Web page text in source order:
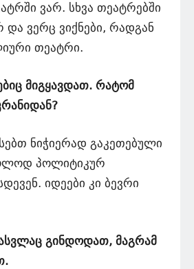
ვარ. სხვა თეატრებში
ვერც ვიქნები, რადგან
თეატრი.
მიგყავდათ. რატომ
ნიჭიერად გაკეთებული
პოლიტიკურ
იდეები კი ბევრი
გინდოდათ, მაგრამ